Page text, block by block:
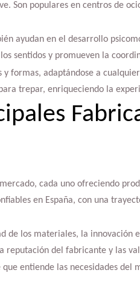
Son populares en centros de
ayudan en el desarrollo
sentidos y promueven la
formas, adaptándose a
trepar, enriqueciendo la
cada uno ofreciendo
en España, con una
de los materiales, la innovación
reputación del fabricante y las
entiende las necesidades del